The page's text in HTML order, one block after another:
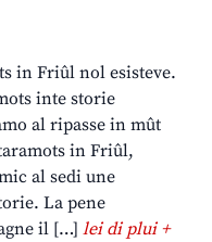
in Friûl nol esisteve.
inte storie
al ripasse in mût
in Friûl,
al sedi une
La pene
il […] lei di plui +